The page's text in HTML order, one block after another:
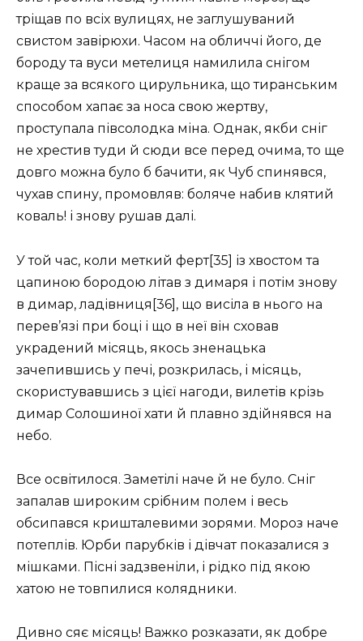
тріщав по всіх вулицях, не заглушуваний
свистом завірюхи. Часом на обличчі його, де
бороду та вуси метелиця намилила снігом
краще за всякого цирульника, що тиранським
способом хапає за носа свою жертву,
проступала півсолодка міна. Однак, якби сніг
не хрестив туди й сюди все перед очима, то ще
довго можна було б бачити, як Чуб спинявся,
чухав спину, промовляв: боляче набив клятий
коваль! і знову рушав далі.
У той час, коли меткий ферт[35] із хвостом та
цапиною бородою літав з димаря і потім знову
в димар, ладівниця[36], що висіла в нього на
перев’язі при боці і що в неї він сховав
украдений місяць, якось зненацька
зачепившись у печі, розкрилась, і місяць,
скористувавшись з цієї нагоди, вилетів крізь
димар Солошиної хати й плавно здійнявся на
небо.
Все освітилося. Заметілі наче й не було. Сніг
запалав широким срібним полем і весь
обсипався кришталевими зорями. Мороз наче
потеплів. Юрби парубків і дівчат показалися з
мішками. Пісні задзвеніли, і рідко під якою
хатою не товпилися колядники.
Дивно сяє місяць! Важко розказати, як добре